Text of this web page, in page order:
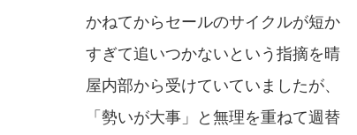
かねてからセールのサイクルが短か
すぎて追いつかないという指摘を晴
屋内部から受けていていましたが、
「勢いが大事」と無理を重ねて週替